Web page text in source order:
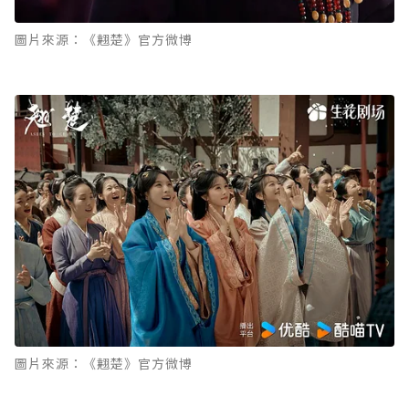
圖片來源：《翹楚》官方微博
圖片來源：《翹楚》官方微博